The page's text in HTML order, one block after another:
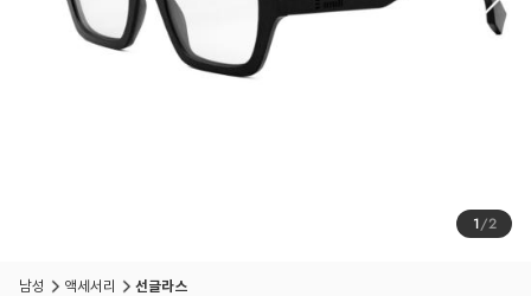
1/2
남성 액세서리 선글라스